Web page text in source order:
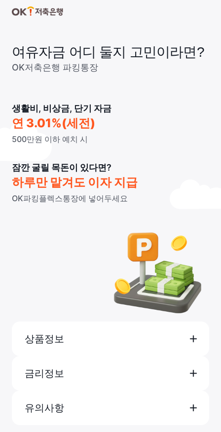
여유자금 어디 둘지 고민이라면?
OK저축은행 파킹통장
생활비, 비상금, 단기 자금
연 3.01%(세전)
500만원 이하 예치 시
잠깐 굴릴 목돈이 있다면?
하루만 맡겨도 이자 지급
OK파킹플렉스통장에 넣어두세요
상품정보
금리정보
유의사항